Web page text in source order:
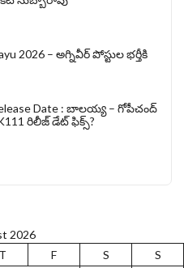
2026 – అగ్నివీర్‌ పోస్టుల భర్తీకి
Date : బాలయ్య – గోపీచంద్
రిలీజ్ డేట్ ఫిక్స్?
2026
T F S
S